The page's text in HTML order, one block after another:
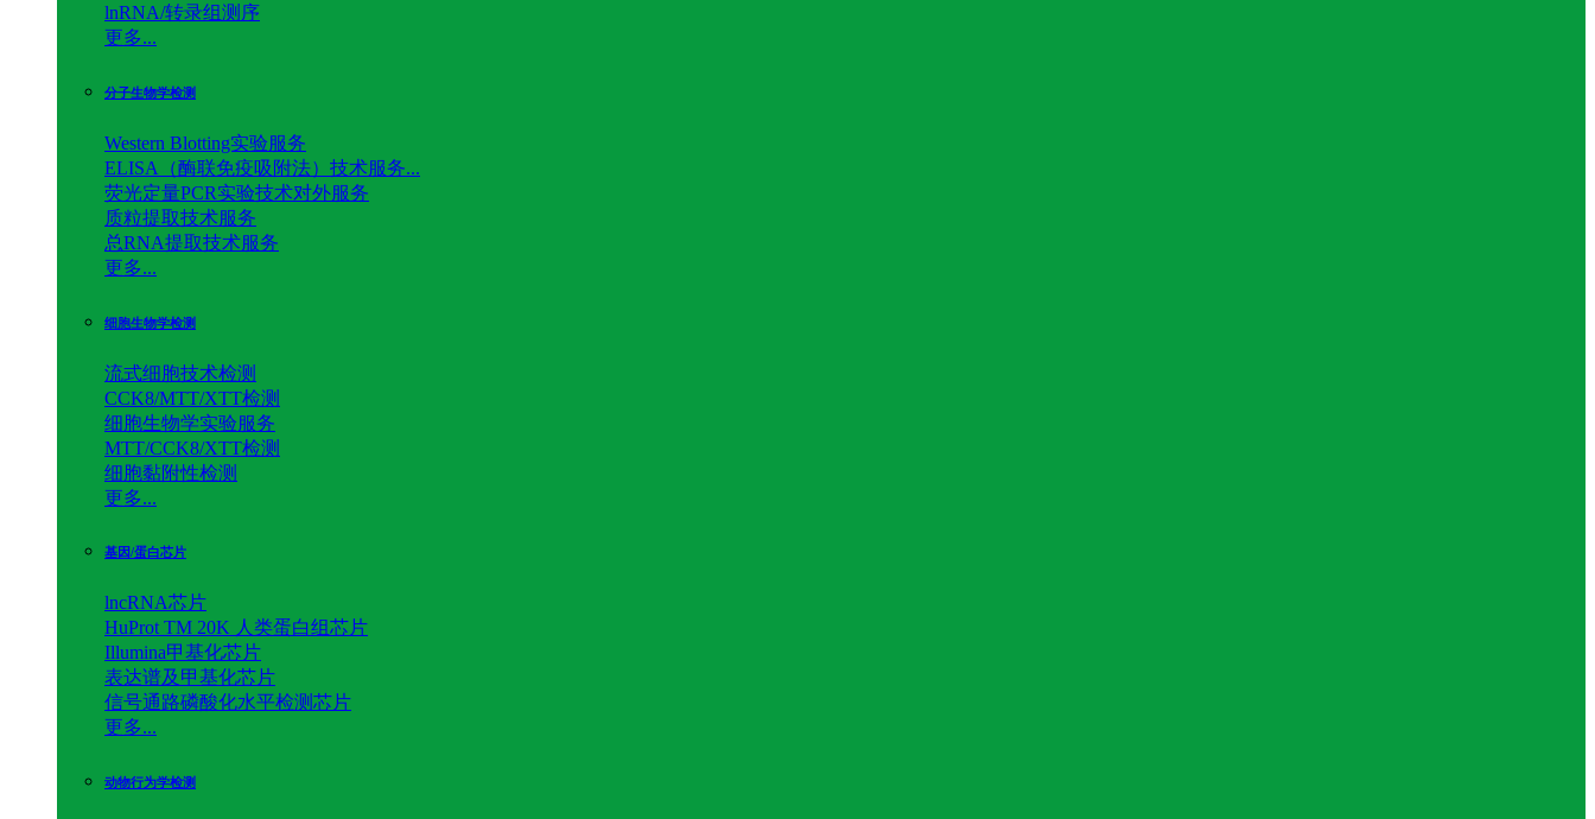
lnRNA/转录组测序
更多...
分子生物学检测
Western Blotting实验服务
ELISA（酶联免疫吸附法）技术服务...
荧光定量PCR实验技术对外服务
质粒提取技术服务
总RNA提取技术服务
更多...
细胞生物学检测
流式细胞技术检测
CCK8/MTT/XTT检测
细胞生物学实验服务
MTT/CCK8/XTT检测
细胞黏附性检测
更多...
基因/蛋白芯片
lncRNA芯片
HuProt TM 20K 人类蛋白组芯片
Illumina甲基化芯片
表达谱及甲基化芯片
信号通路磷酸化水平检测芯片
更多...
动物行为学检测